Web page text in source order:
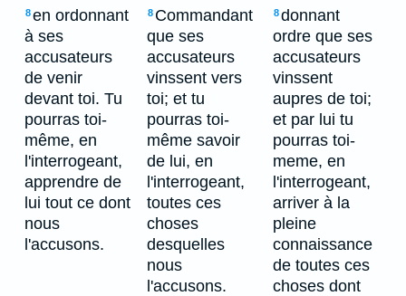
8en ordonnant
à ses
accusateurs
de venir
devant toi. Tu
pourras toi-
même, en
l'interrogeant,
apprendre de
lui tout ce dont
nous
l'accusons.
8 Commandant
que ses
accusateurs
vinssent vers
toi; et tu
pourras toi-
même savoir
de lui, en
l'interrogeant,
toutes ces
choses
desquelles
nous
l'accusons.
8donnant
ordre que ses
accusateurs
vinssent
aupres de toi;
et par lui tu
pourras toi-
meme, en
l'interrogeant,
arriver à la
pleine
connaissance
de toutes ces
choses dont